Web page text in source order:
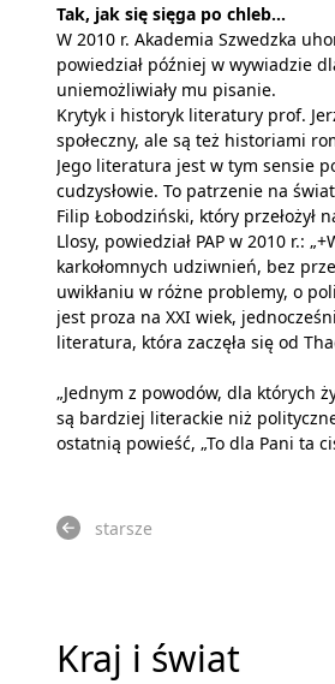
Tak, jak się sięga po chleb...
W 2010 r. Akademia Szwedzka
powiedział później w wywiadzie
uniemożliwiały mu pisanie.
Krytyk i historyk literatury prof.
społeczny, ale są też historiami
Jego literatura jest w tym sensie
cudzysłowie. To patrzenie na
Filip Łobodziński, który przełożył
Llosy, powiedział PAP w 2010 r.:
karkołomnych udziwnień, bez
uwikłaniu w różne problemy, o
jest proza na XXI wiek,
literatura, która zaczęła się od
„Jednym z powodów, dla których
są bardziej literackie niż
ostatnią powieść, „To dla Pani ta
starsze
Kraj i świat